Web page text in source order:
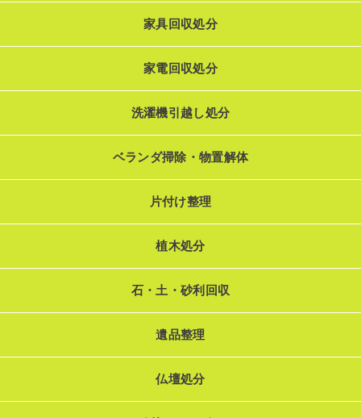
家具回収処分
家電回収処分
洗濯機引越し処分
ベランダ掃除・物置解体
片付け整理
植木処分
石・土・砂利回収
遺品整理
仏壇処分